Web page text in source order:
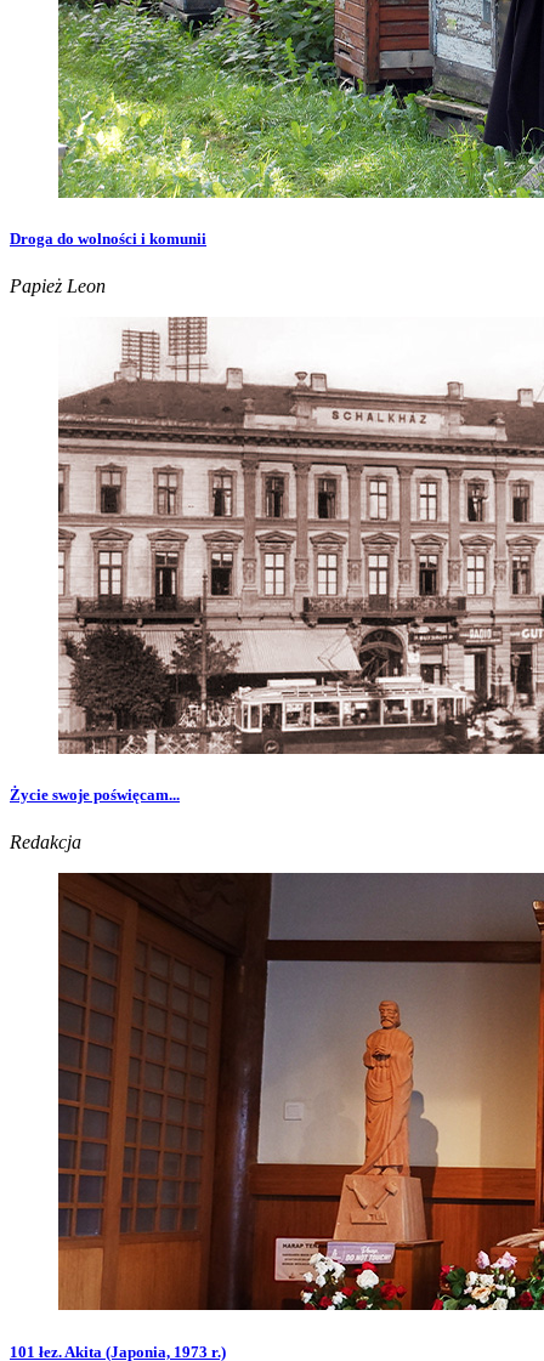
Droga do wolności i komunii
Papież Leon
Życie swoje poświęcam...
Redakcja
101 łez. Akita (Japonia, 1973 r.)